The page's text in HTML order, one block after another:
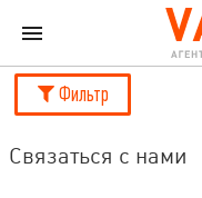
Фильтр
Связаться с нами